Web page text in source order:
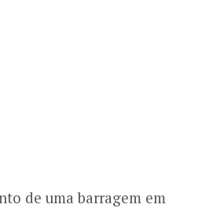
de uma barragem em